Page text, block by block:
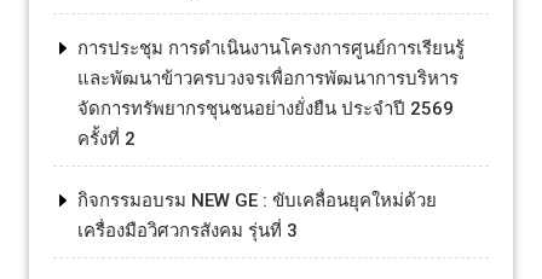
การประชุม การดำเนินงานโครงการศูนย์การเรียนรู้
และพัฒนาข้าวครบวงจรเพื่อการพัฒนาการบริหาร
จัดการทรัพยากรชุนชนอย่างยั่งยืน ประจำปี 2569
ครั้งที่ 2
กิจกรรมอบรม NEW GE : ขับเคลื่อนยุคใหม่ด้วย
เครื่องมือวิศวกรสังคม รุ่นที่ 3